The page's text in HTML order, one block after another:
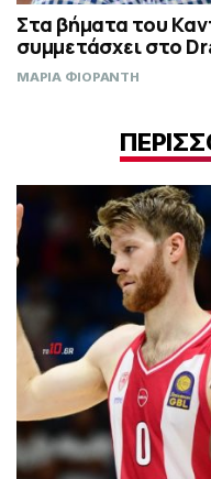
Στα βήματα του
συμμετάσχει στο
ΜΑΡΙΑ ΦΙΟΡΑΝΤΗ